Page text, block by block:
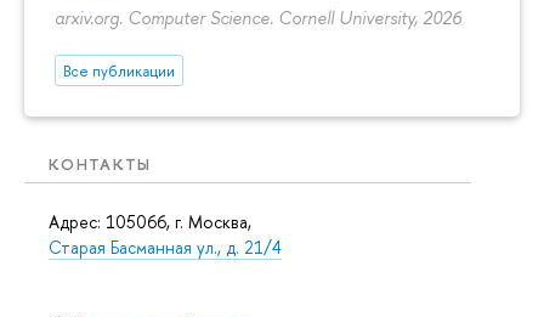
arxiv.org. Computer Science. Cornell University, 2026
Все публикации
КОНТАКТЫ
Адрес: 105066, г. Москва,
Старая Басманная ул., д. 21/4